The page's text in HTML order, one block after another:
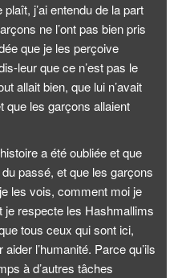
j’ai entendu de la part
ne l’ont pas bien pris
que je les perçoive
leur que ce n’est pas le
allait bien, que lui n’avait
que les garçons allaient
a été oubliée et que
passé, et que les garçons
les vois, comment moi je
je respecte les Hashmallims
tous ceux qui sont ici,
l’humanité. Parce qu’ils
à d’autres tâches